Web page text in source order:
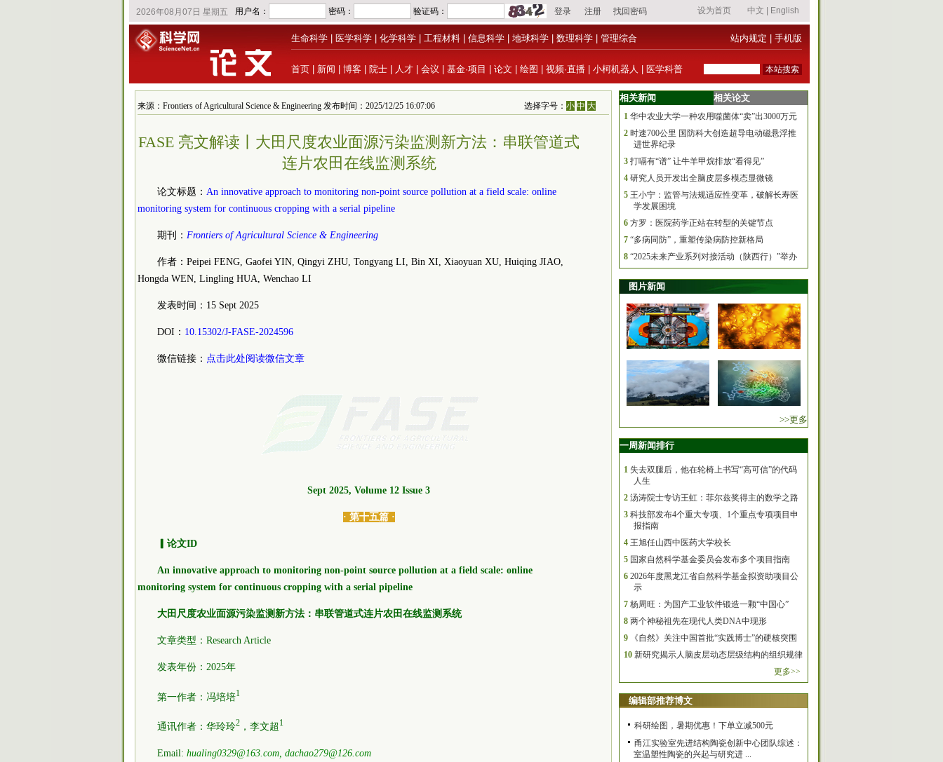
生命科学 医学科学 化学科学 工程材料 信息科学 地球科学 数理科学 管理综合 站内规定 手机版
首页 新闻 博客 院士 人才 会议 基金·项目 论文 绘图 视频·直播 小柯机器人 医学科普
来源：Frontiers of Agricultural Science & Engineering 发布时间：2025/12/25 16:07:06 选择字号：小 中 大
FASE 亮文解读丨大田尺度农业面源污染监测新方法：串联管道式
连片农田在线监测系统
论文标题： An innovative approach to monitoring non-point source pollution at a field scale: online
monitoring system for continuous cropping with a serial pipeline
期刊： Frontiers of Agricultural Science & Engineering
作者：Peipei FENG, Gaofei YIN, Qingyi ZHU, Tongyang LI, Bin XI, Xiaoyuan XU, Huiqing JIAO,
Hongda WEN, Lingling HUA, Wenchao LI
发表时间：15 Sept 2025
DOI： 10.15302/J-FASE-2024596
微信链接： 点击此处阅读微信文章
Sept 2025, Volume 12 Issue 3
· 第十五篇 ·
▎论文ID
An innovative approach to monitoring non-point source pollution at a field scale: online
monitoring system for continuous cropping with a serial pipeline
大田尺度农业面源污染监测新方法：串联管道式连片农田在线监测系统
文章类型：Research Article
发表年份：2025年
第一作者：冯培培1
通讯作者：华玲玲2 ，李文超1
Email: hualing0329@163.com, dachao279@126.com
相关新闻 相关论文
1 华中农业大学一种农用噬菌体“卖”出3000万元
2 时速700公里 国防科大创造超导电动磁悬浮推
进世界纪录
3 打嗝有“谱” 让牛羊甲烷排放“看得见”
4 研究人员开发出全脑皮层多模态显微镜
5 王小宁：监管与法规适应性变革，破解长寿医
学发展困境
6 方罗：医院药学正站在转型的关键节点
7 “多病同防”，重塑传染病防控新格局
8 “2025未来产业系列对接活动（陕西行）”举办
图片新闻
>>更多
一周新闻排行
1 失去双腿后，他在轮椅上书写“高可信”的代码
人生
2 汤涛院士专访王虹：菲尔兹奖得主的数学之路
3 科技部发布4个重大专项、1个重点专项项目申
报指南
4 王旭任山西中医药大学校长
5 国家自然科学基金委员会发布多个项目指南
6 2026年度黑龙江省自然科学基金拟资助项目公
示
7 杨周旺：为国产工业软件锻造一颗“中国心”
8 两个神秘祖先在现代人类DNA中现形
9
《自然》关注中国首批“实践博士”的硬核突围
10 新研究揭示人脑皮层动态层级结构的组织规律
更多>>
编辑部推荐博文
科研绘图，暑期优惠！下单立减500元
甬江实验室先进结构陶瓷创新中心团队综述：
室温塑性陶瓷的兴起与研究进 ...